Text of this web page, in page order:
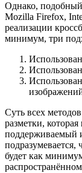
Однако, подобный
Mozilla Firefox,
реализации
минимум, три
Суть всех
разметки, которая
поддерживаемый
подразумевается,
будет как